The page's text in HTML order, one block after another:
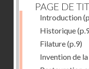
PAGE DE
Introduction
Historique
Filature(p.9)
Invention de